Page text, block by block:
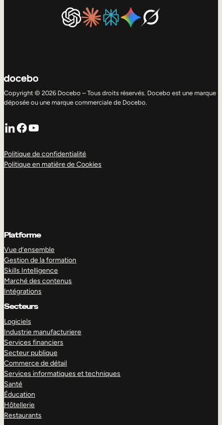
Copyright © 2026 Docebo – Tous droits réservés. Docebo est une marque
déposée ou une marque commerciale de Docebo.
LinkedIn
Facebook
YouTube
Politique de confidentialité
Politique en matière de Cookies
Platforme
Vue d’ensemble
Gestion de la formation
Skills Intelligence
Marché des contenus
Intégrations
Secteurs
Logiciels
Industrie manufacturiere
Services financiers
Secteur publique
Commerce de détail
Services informatiques et techniques
Santé
Éducation
Hôtellerie
Restaurants